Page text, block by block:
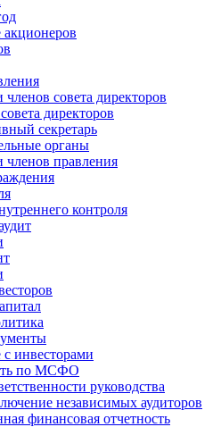
совета директоров
директоров
секретарь
органы
членов правления
контроля
инвеcторами
по МСФО
руководства
независимых аудиторов
финансовая отчетность